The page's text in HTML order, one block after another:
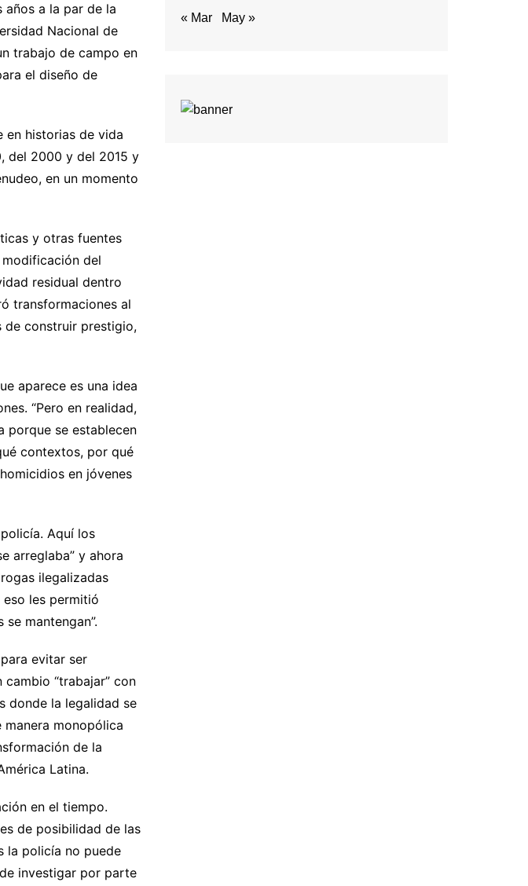
a la par de la
Nacional de
trabajo de campo en
el diseño de
en historias de vida
del 2000 y del 2015 y
en un momento
y otras fuentes
del
residual dentro
transformaciones al
de construir prestigio,
aparece es una idea
“Pero en realidad,
porque se establecen
contextos, por qué
en jóvenes
Aquí los
arreglaba” y ahora
ilegalizadas
les permitió
mantengan”.
evitar ser
“trabajar” con
donde la legalidad se
monopólica
de la
Latina.
en el tiempo.
de posibilidad de las
la policía no puede
investigar por parte
« Mar May »